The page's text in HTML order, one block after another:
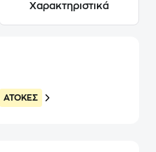
Χαρακτηριστικά
ATOKEΣ